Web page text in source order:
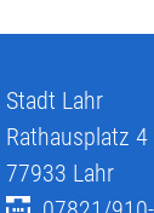
Stadt Lahr
Rathausplatz 4
77933 Lahr